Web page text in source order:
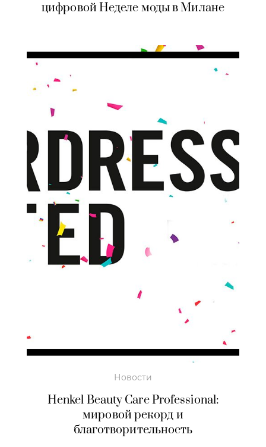
цифровой Неделе моды в Милане
Новости
Henkel Beauty Care Professional:
мировой рекорд и
благотворительность